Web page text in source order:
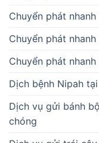
Chuyển phát
Chuyển phát
Chuyển phát
Dịch bệnh Nipah
Dịch vụ gửi bánh
chóng